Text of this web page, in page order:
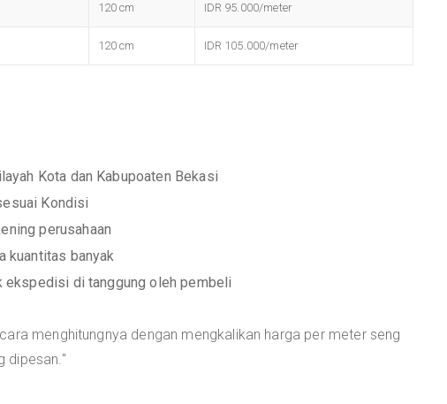
120 cm IDR 95.000/meter
120 cm IDR 105.000/meter
Kota dan Kabupoaten Bekasi
Kondisi
perusahaan
kuantitas banyak
ekspedisi di tanggung oleh pembeli
menghitungnya dengan mengkalikan harga per meter seng
dipesan."